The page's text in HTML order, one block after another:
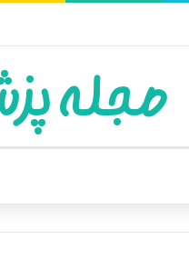
مجله